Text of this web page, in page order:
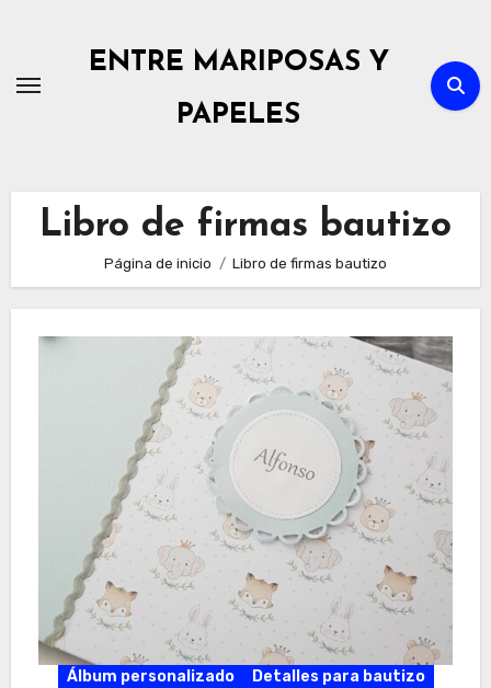
contenido
ENTRE MARIPOSAS Y
PAPELES
Libro de firmas bautizo
Página de inicio Libro de firmas bautizo
Álbum personalizado
Detalles para bautizo